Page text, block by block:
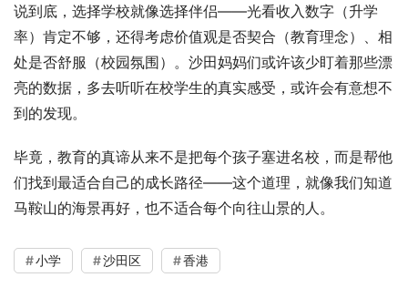
说到底，选择学校就像选择伴侣——光看收入数字（升学
率）肯定不够，还得考虑价值观是否契合（教育理念）、相
处是否舒服（校园氛围）。沙田妈妈们或许该少盯着那些漂
亮的数据，多去听听在校学生的真实感受，或许会有意想不
到的发现。
毕竟，教育的真谛从来不是把每个孩子塞进名校，而是帮他
们找到最适合自己的成长路径——这个道理，就像我们知道
马鞍山的海景再好，也不适合每个向往山景的人。
小学 沙田区 香港